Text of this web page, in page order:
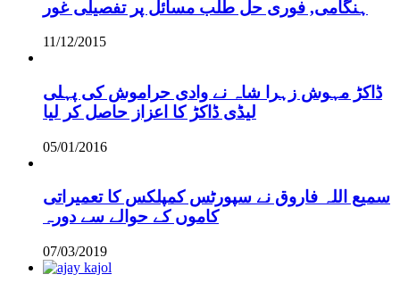
ہنگامی, فوری حل طلب مسائل پر تفصیلی غور
11/12/2015
ڈاکڑ مہوش زہرا شاہ نے وادی حراموش کی پہلی
لیڈی ڈاکڑ کا اعزاز حاصل کر لیا
05/01/2016
سمیع اللہ فاروق نے سپورٹس کمپلکس کا تعمیراتی
کاموں کے حوالے سے دورہ
07/03/2019